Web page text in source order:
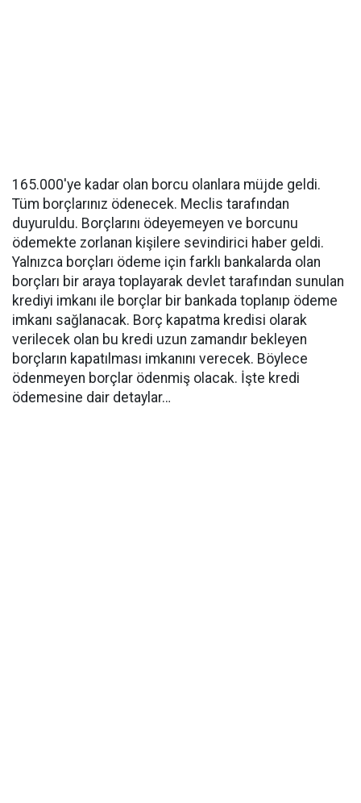
165.000'ye kadar olan borcu olanlara müjde geldi.
Tüm borçlarınız ödenecek. Meclis tarafından
duyuruldu. Borçlarını ödeyemeyen ve borcunu
ödemekte zorlanan kişilere sevindirici haber geldi.
Yalnızca borçları ödeme için farklı bankalarda olan
borçları bir araya toplayarak devlet tarafından sunulan
krediyi imkanı ile borçlar bir bankada toplanıp ödeme
imkanı sağlanacak. Borç kapatma kredisi olarak
verilecek olan bu kredi uzun zamandır bekleyen
borçların kapatılması imkanını verecek. Böylece
ödenmeyen borçlar ödenmiş olacak. İşte kredi
ödemesine dair detaylar…